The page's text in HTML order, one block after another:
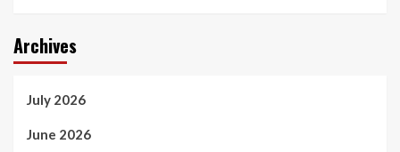
Archives
July 2026
June 2026